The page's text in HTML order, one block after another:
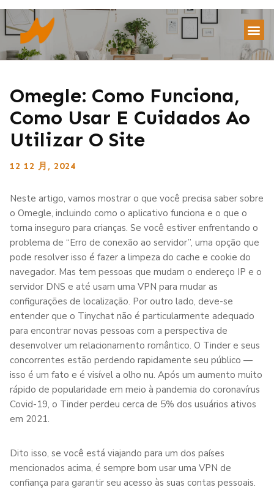
Omegle: Como Funciona,
Como Usar E Cuidados Ao
Utilizar O Site
12 12 月, 2024
Neste artigo, vamos mostrar o que você precisa saber sobre
o Omegle, incluindo como o aplicativo funciona e o que o
torna inseguro para crianças. Se você estiver enfrentando o
problema de “Erro de conexão ao servidor”, uma opção que
pode resolver isso é fazer a limpeza do cache e cookie do
navegador. Mas tem pessoas que mudam o endereço IP e o
servidor DNS e até usam uma VPN para mudar as
configurações de localização. Por outro lado, deve-se
entender que o Tinychat não é particularmente adequado
para encontrar novas pessoas com a perspectiva de
desenvolver um relacionamento romântico. O Tinder e seus
concorrentes estão perdendo rapidamente seu público —
isso é um fato e é visível a olho nu. Após um aumento muito
rápido de popularidade em meio à pandemia do coronavírus
Covid-19, o Tinder perdeu cerca de 5% dos usuários ativos
em 2021.
Dito isso, se você está viajando para um dos países
mencionados acima, é sempre bom usar uma VPN de
confiança para garantir seu acesso às suas contas pessoais.